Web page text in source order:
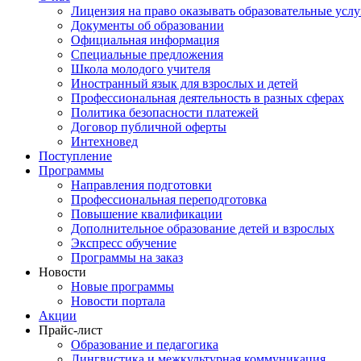
Лицензия на право оказывать образовательные
Документы об образовании
Официальная информация
Специальные предложения
Школа молодого учителя
Иностранный язык для взрослых и детей
Профессиональная деятельность в разных сферах
Политика безопасности платежей
Договор публичной оферты
Интехновед
Поступление
Программы
Направления подготовки
Профессиональная переподготовка
Повышение квалификации
Дополнительное образование детей и взрослых
Экспресс обучение
Программы на заказ
Новости
Новые программы
Новости портала
Акции
Прайс-лист
Образование и педагогика